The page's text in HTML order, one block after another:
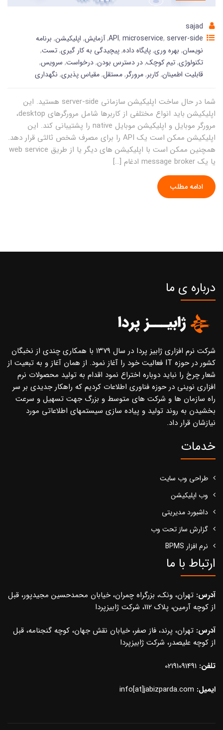
sajad
API, microservice, server-side
,آزمایش, اپلیکیشن, برنامه
نویسان, بهره وری,پایگاه داده,پیچیدگی به کار گیری,تست,
تکنولوژی,تیم کوچک,در دسترس بودن,درخواست, سرویس,
قابلیت اطمینان,کاربر,مرورگر,مستقل,مقیاس پذیری, نگهداری
شما در حال ساخت اپلیکیشن سازمانی server-side هستید. این
اپلیکیشن باید انواع مختلفی از کاربرها شامل مرورگرهای desktop،
مرورگر موبایل و اپلیکیشن موبایل native را پشتیبانی کند. این
اپلیکیشن ممکن است یک API را برای مصرف شخص ثالثی قرار دهد.
همچنین ممکن است با اپلیکیشن های دیگر یا از طریق web service
یا یک message broker ادغام […]
ادامه مطلب
درباره ی ما
شرکت نرم افزاری ژابیز پردا در سال ۱۳۷۹ با همکاری چندی از نخبگان
کشور در حوزه IT فعالیت خود را آغاز نمود. از همان آغاز و به تبعیت از
شعار چرخ را نباید دوباره اختراع نمود اقدام به تولید محصولات نرم
افزاری نوینی در حوزه فناوری اطلاعات کردیم که راهکار جدیدی بر سر
راه سازمان ها و شرکت های متوسط و بزرگ جهت تسهیل و سرعت
بخشیدن به روند تولید و پیاده سازی سیستمهای اطلاعاتی مورد
نیازشان قرار داد.
خدمات
طراحی وب سایت
وب اپلیکیشن
داشبورد مدیریتی
گزارش ساز تحت وب
نرم افزار BPMS
ارتباط با ما
آدرس: تهران، ونک، بزرگراه چمران، خیابان محمدحسین مجیدپور، قبل
از کوچه آرمین، پلاک 112، شرکت ژابیزپردا
آدرس: تهران، پرند، فاز صفر، خیابان نقش جهان، کوچه گنجنامه، قبل
از کوچه علیصدر، شرکت ژابیزپردا
تلفن: 02191091491
ایمیل: info[at]jabizparda.com